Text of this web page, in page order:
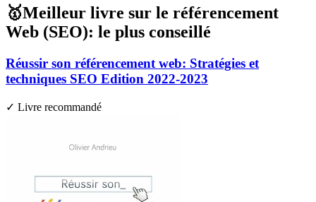
🥇Meilleur livre sur le référencement
Web (SEO): le plus conseillé
Réussir son référencement web: Stratégies et
techniques SEO Edition 2022-2023
✓ Livre recommandé